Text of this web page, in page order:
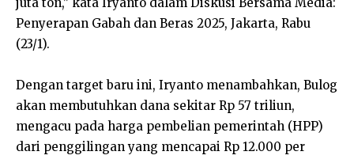
Penyerapan Gabah dan Beras 2025, Jakarta, Rabu
(23/1).
Dengan target baru ini, Iryanto menambahkan, Bulog
akan membutuhkan dana sekitar Rp 57 triliun,
mengacu pada harga pembelian pemerintah (HPP)
dari penggilingan yang mencapai Rp 12.000 per